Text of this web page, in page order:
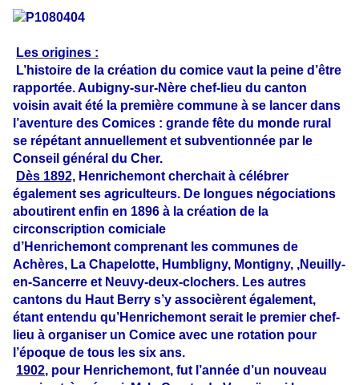
Les origines :
L’histoire de la création du comice vaut la peine d’être
rapportée. Aubigny-sur-Nère chef-lieu du canton
voisin avait été la première commune à se lancer dans
l’aventure des Comices : grande fête du monde rural
se répétant annuellement et subventionnée par le
Conseil général du Cher.
Dès 1892, Henrichemont cherchait à célébrer
également ses agriculteurs. De longues négociations
aboutirent enfin en 1896 à la création de la
circonscription comiciale
d’Henrichemont comprenant les communes de
Achères, La Chapelotte, Humbligny, Montigny, ,Neuilly-
en-Sancerre et Neuvy-deux-clochers. Les autres
cantons du Haut Berry s’y associèrent également,
étant entendu qu’Henrichemont serait le premier chef-
lieu à organiser un Comice avec une rotation pour
l’époque de tous les six ans.
1902, pour Henrichemont, fut l’année d’un nouveau